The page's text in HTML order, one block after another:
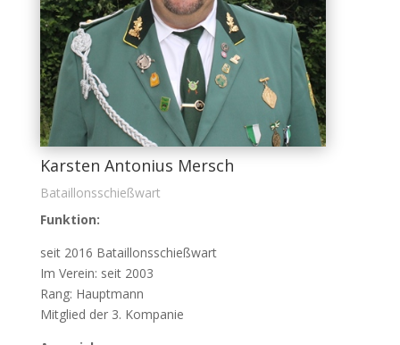
Karsten Antonius Mersch
Bataillonsschießwart
Funktion:
seit 2016 Bataillonsschießwart
Im Verein: seit 2003
Rang: Hauptmann
Mitglied der 3. Kompanie